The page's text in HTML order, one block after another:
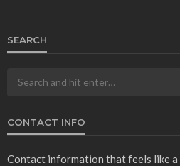
SEARCH
CONTACT INFO
Contact information that feels like a